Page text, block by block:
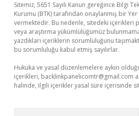
Sitemiz, 5651 Sayılı Kanun gereğince Bilgi
Kurumu (BTK) tarafından onaylanmış bir
vermektedir. Bu nedenle, sitedeki içerikleri
veya araştırma yükümlülüğümüz
yazdıkları içeriklerin sorumluluğunu
bu sorumluluğu kabul etmiş sayılırlar.
Hukuka ve yasal düzenlemelere aykırı
içerikleri, backlinkpanelicomtr@gmail.com
halinde, ilgili içerikler yasal süre içerisinde